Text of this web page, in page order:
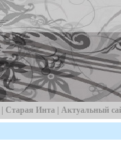
Старая Инта | Актуальный